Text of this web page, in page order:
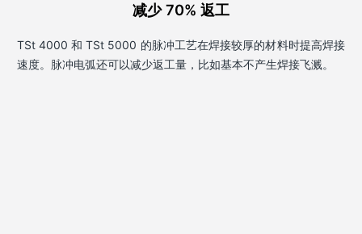
减少 70% 返工
TSt 4000 和 TSt 5000 的脉冲工艺在焊接较厚的材料时提高焊接
速度。脉冲电弧还可以减少返工量，比如基本不产生焊接飞溅。